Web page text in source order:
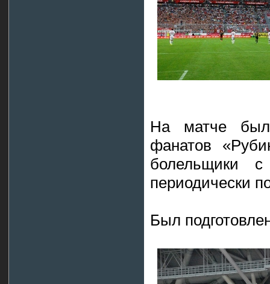
На матче
фанатов
болельщики
периодически
Был